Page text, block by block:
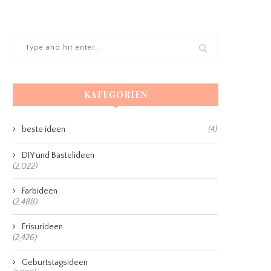
KATEGORIEN
beste ideen (4)
DIY und Bastelideen
(2,022)
Farbideen
(2,488)
Frisurideen
(2,426)
Geburtstagsideen